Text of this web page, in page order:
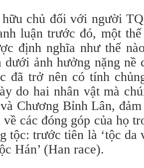
chủ đối với người
luận trước đó, một
định nghĩa như thế
ảnh hưởng nặng nề
đã trở nên có tính
do hai nhân vật mà
Chương Bỉnh Lân,
về các đóng góp của họ
tộc: trước tiên là ‘tộc da
Hán’ (Han race).